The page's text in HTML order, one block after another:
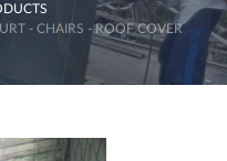
- CHAIRS - ROOF COVER